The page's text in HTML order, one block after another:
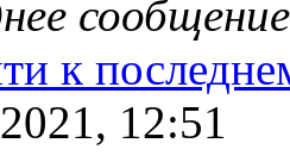
12:51